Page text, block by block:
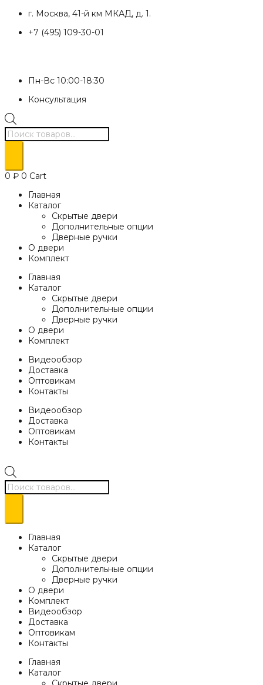
Перейти
содержимому
г. Москва, 41-й км МКАД, д. 1.
+7 (495) 109-30-01
Пн-Вс 10:00-18:30
Консультация
Поиск
товаров
0 ₽ 0 Cart
Главная
Каталог
Скрытые двери
Дополнительные опции
Дверные ручки
О двери
Комплект
Главная
Каталог
Скрытые двери
Дополнительные опции
Дверные ручки
О двери
Комплект
Видеообзор
Доставка
Оптовикам
Контакты
Видеообзор
Доставка
Оптовикам
Контакты
Поиск
товаров
Главная
Каталог
Скрытые двери
Дополнительные опции
Дверные ручки
О двери
Комплект
Видеообзор
Доставка
Оптовикам
Контакты
Главная
Каталог